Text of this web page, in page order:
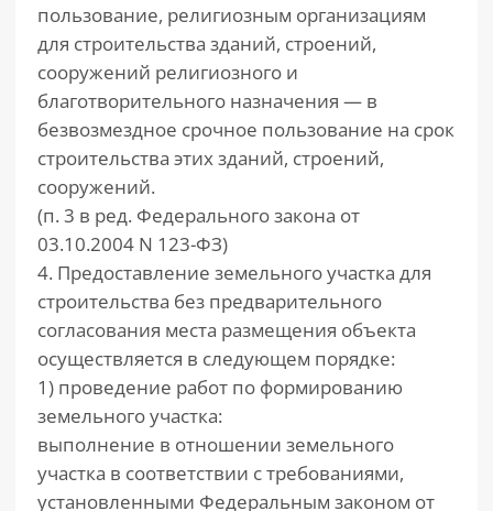
пользование, религиозным организациям
для строительства зданий, строений,
сооружений религиозного и
благотворительного назначения — в
безвозмездное срочное пользование на срок
строительства этих зданий, строений,
сооружений.
(п. 3 в ред. Федерального закона от
03.10.2004 N 123-ФЗ)
4. Предоставление земельного участка для
строительства без предварительного
согласования места размещения объекта
осуществляется в следующем порядке:
1) проведение работ по формированию
земельного участка:
выполнение в отношении земельного
участка в соответствии с требованиями,
установленными Федеральным законом от